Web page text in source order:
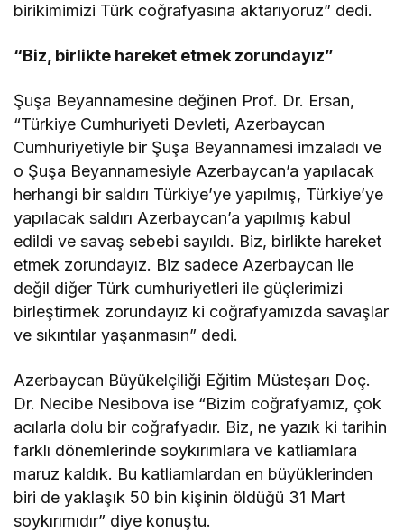
birikimimizi Türk coğrafyasına aktarıyoruz” dedi.
“Biz, birlikte hareket etmek zorundayız”
Şuşa Beyannamesine değinen Prof. Dr. Ersan,
“Türkiye Cumhuriyeti Devleti, Azerbaycan
Cumhuriyetiyle bir Şuşa Beyannamesi imzaladı ve
o Şuşa Beyannamesiyle Azerbaycan’a yapılacak
herhangi bir saldırı Türkiye’ye yapılmış, Türkiye’ye
yapılacak saldırı Azerbaycan’a yapılmış kabul
edildi ve savaş sebebi sayıldı. Biz, birlikte hareket
etmek zorundayız. Biz sadece Azerbaycan ile
değil diğer Türk cumhuriyetleri ile güçlerimizi
birleştirmek zorundayız ki coğrafyamızda savaşlar
ve sıkıntılar yaşanmasın” dedi.
Azerbaycan Büyükelçiliği Eğitim Müsteşarı Doç.
Dr. Necibe Nesibova ise “Bizim coğrafyamız, çok
acılarla dolu bir coğrafyadır. Biz, ne yazık ki tarihin
farklı dönemlerinde soykırımlara ve katliamlara
maruz kaldık. Bu katliamlardan en büyüklerinden
biri de yaklaşık 50 bin kişinin öldüğü 31 Mart
soykırımıdır” diye konuştu.